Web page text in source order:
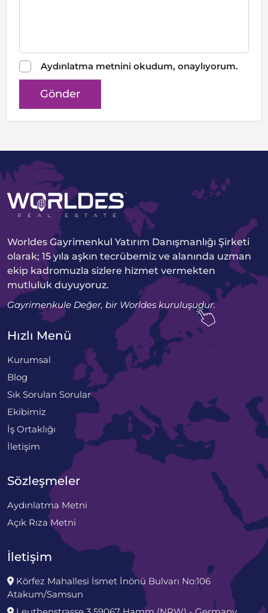
Aydınlatma metnini okudum, onaylıyorum.
Gönder
Worldes Gayrimenkul Yatırım Danışmanlığı Şirketi
olarak; 15 yıla aşkın tecrübemiz ve alanında uzman
ekip kadromuzla sizlere hizmet vermekten
mutluluk duyuyoruz.
Gayrimenkule Değer, bir Worldes kuruluşudur.
Hızlı Menü
Kurumsal
Blog
Sık Sorulan Sorular
Ekibimiz
İş Ortaklığı
İletişim
Sözleşmeler
Aydınlatma Metni
Açık Rıza Metni
İletişim
Körfez Mahallesi İsmet İnönü Bulvarı No:106
Atakum/Samsun